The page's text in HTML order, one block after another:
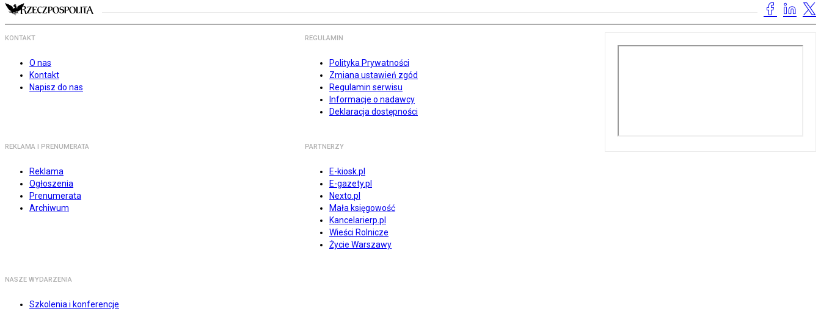
KONTAKT
O nas
Kontakt
Napisz do nas
REGULAMIN
Polityka Prywatności
Zmiana ustawień zgód
Regulamin serwisu
Informacje o nadawcy
Deklaracja dostępności
REKLAMA I PRENUMERATA
Reklama
Ogłoszenia
Prenumerata
Archiwum
PARTNERZY
E-kiosk.pl
E-gazety.pl
Nexto.pl
Mała księgowość
Kancelarierp.pl
Wieści Rolnicze
Życie Warszawy
NASZE WYDARZENIA
Szkolenia i konferencje